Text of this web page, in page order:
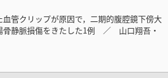
管クリップが原因で，二期的腹腔鏡下傍大
骨静脈損傷をきたした1例 ／ 山口翔吾・